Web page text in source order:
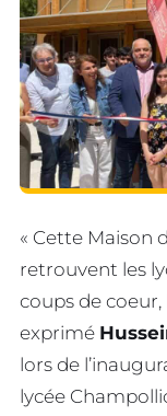
« Cette Maison
retrouvent les
coups de coeur,
exprimé
lors de
lycée